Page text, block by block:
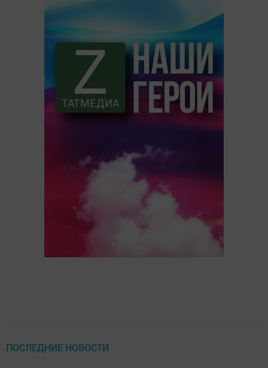
ПОСЛЕДНИЕ НОВОСТИ